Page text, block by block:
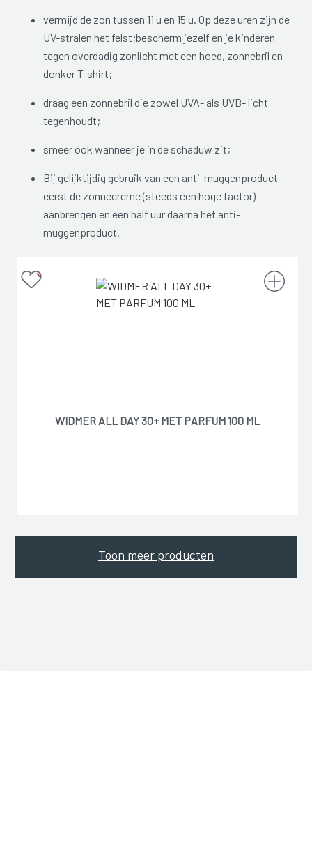
vermijd de zon tussen 11 u en 15 u. Op deze uren zijn de
UV-stralen het felst;bescherm jezelf en je kinderen
tegen overdadig zonlicht met een hoed, zonnebril en
donker T-shirt;
draag een zonnebril die zowel UVA- als UVB- licht
tegenhoudt;
smeer ook wanneer je in de schaduw zit;
Bij gelijktijdig gebruik van een anti-muggenproduct
eerst de zonnecreme (steeds een hoge factor)
aanbrengen en een half uur daarna het anti-
muggenproduct.
WIDMER ALL DAY 30+ MET PARFUM 100 ML
Toon meer producten